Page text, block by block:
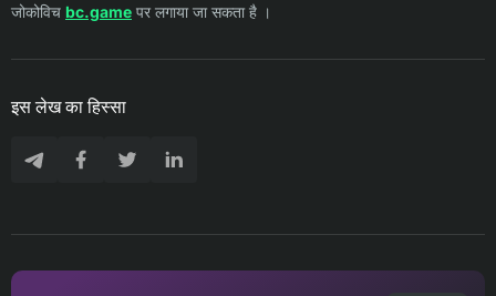
जोकोविच bc.game पर लगाया जा सकता है ।
इस लेख का हिस्सा